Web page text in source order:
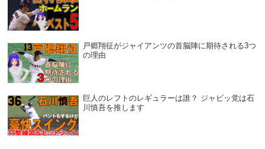
戸郷翔征がジャイアンツの首脳陣に期待される3つ
の理由
巨人のレフトのレギュラーは誰？ ジャビッ党は石
川慎吾を推します